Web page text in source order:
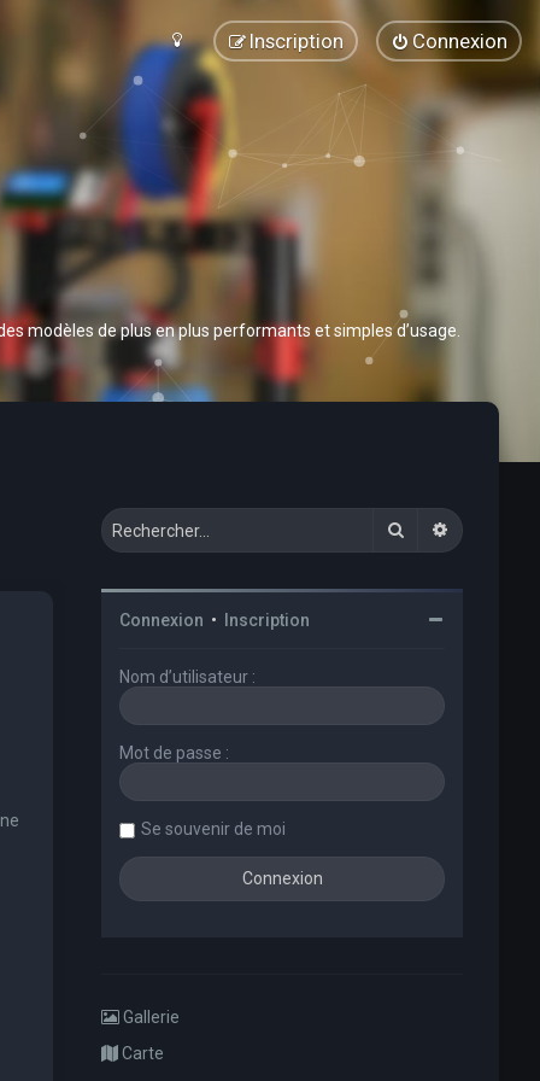
Connexion
Inscription
modèles de plus en plus performants et simples d’usage.
Rechercher
Connexion • Inscription
Nom d’utilisateur :
Mot de passe :
Se souvenir de moi
Gallerie
Carte